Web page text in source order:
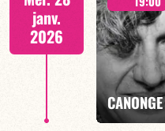
EN SAVOIR PLUS
janv.
2026